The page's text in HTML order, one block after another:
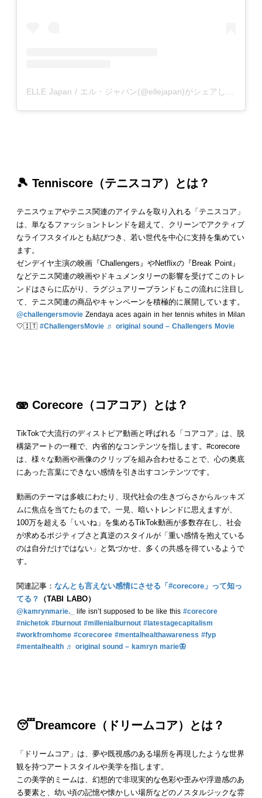
ELLE Japan / エル・ジャパン(@ellejapan)がシェアした投稿
🎾 Tenniscore （テニスコア）とは？
テニスウェアやテニス関連のアイテムを取り入れる「テニスコア」
は、単なるファッショントレンドを超えて、クリーンでアクティブ
なライフスタイルとも結びつき、若い世代を中心に支持を集めてい
ます。
ゼンデイヤ主演の映画『Challengers』やNetflixの『Break Point』
などテニス関連の映画やドキュメンタリーの影響を受けてこのトレ
ンドはさらに広がり、ラグジュアリーブランドもこの流れに注目し
て、テニス関連の商品やキャンペーンを積極的に展開しています。
@challengersmovie Zendaya aces again in her tennis whites in Milan
🤍🇮🇹 #ChallengersMovie ♬ original sound – Challengers Movie
🫨 Corecore （ コアコア）とは？
TikTokで大流行のディストピア動画と呼ばれる「コアコア」は、脱
構築アートの一種で、内省的なコンテンツを指します。#corecore
は、様々な動画や画像のクリップを組み合わせることで、心の奥底
にあった言葉にできない感情を引き出すコンテンツです。
動画のテーマは多岐にわたり、現代社会の生きづらさからルッキズ
ムに焦点を当てたものまで。一見、暗いトレンドに思えますが、
100万を超える「いいね」を集めるTikTok動画が多数存在し、社会
が求めるポジティブさと真逆のスタイルが「重い感情を抱えている
のは自分だけではない」と気づかせ、多くの共感を得ているようで
す。
関連記事： なんとも言えない感情にさせる「#corecore」って知っ
てる？
（TABI LABO）
@kamrynmarie._ life isn’t supposed to be like this #corecore
#nichetok #burnout #millenialburnout #latestagecapitalism
#workfromhome #corecoree #mentalhealthawareness #fyp
#mentalhealth ♬ original sound – kamryn marie🦋
😴Dreamcore （ ドリームコア） とは？
「ドリームコア」は、夢や既視感のある場所を再現したような世界
観を持つアートスタイルや美学を指します。
この美学的ミームは、幻想的で非現実的な色彩や歪みや浮遊感のあ
る要素と、幼い頃の記憶や懐かしい場所などのノスタルジックな雰